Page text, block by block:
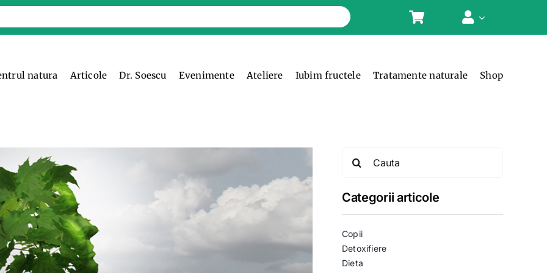
natura Articole Dr. Soescu Evenimente Ateliere Iubim fructele Tratamente naturale Shop
Categorii articole
Copii
Detoxifiere
Dieta